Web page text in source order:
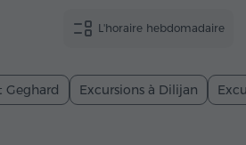
L'horaire hebdomadaire
Geghard Excursions à Dilijan